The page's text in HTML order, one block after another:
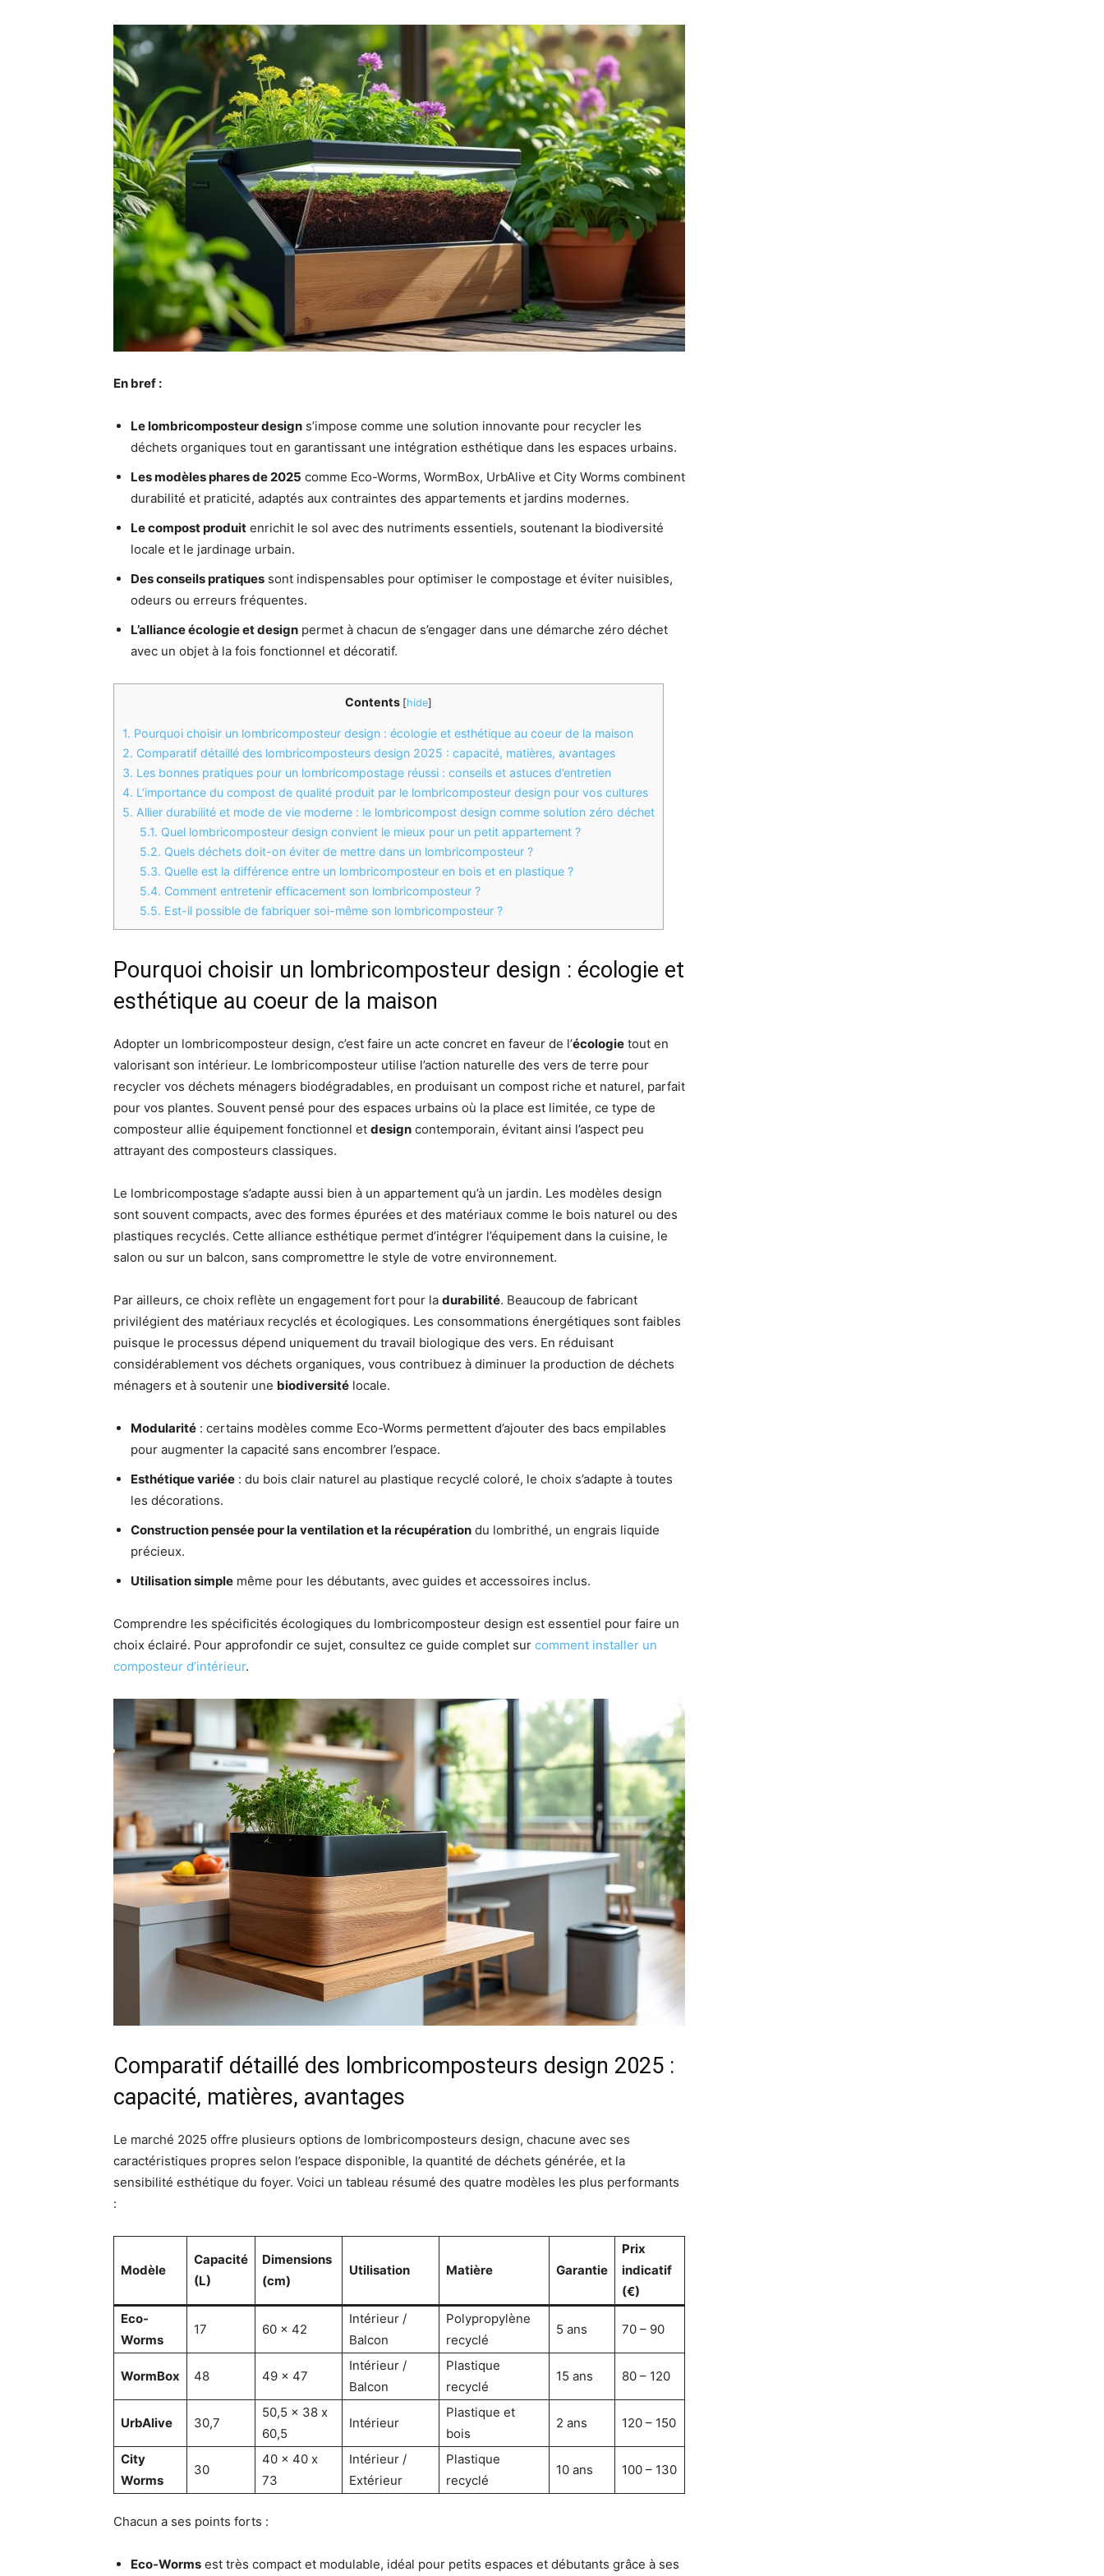
En bref :
Le lombricomposteur design s’impose comme une solution innovante pour recycler les
déchets organiques tout en garantissant une intégration esthétique dans les espaces urbains.
Les modèles phares de 2025 comme Eco-Worms, WormBox, UrbAlive et City Worms combinent
durabilité et praticité, adaptés aux contraintes des appartements et jardins modernes.
Le compost produit enrichit le sol avec des nutriments essentiels, soutenant la biodiversité
locale et le jardinage urbain.
Des conseils pratiques sont indispensables pour optimiser le compostage et éviter nuisibles,
odeurs ou erreurs fréquentes.
L’alliance écologie et design permet à chacun de s’engager dans une démarche zéro déchet
avec un objet à la fois fonctionnel et décoratif.
Contents [hide]
1. Pourquoi choisir un lombricomposteur design : écologie et esthétique au coeur de la maison
2. Comparatif détaillé des lombricomposteurs design 2025 : capacité, matières, avantages
3. Les bonnes pratiques pour un lombricompostage réussi : conseils et astuces d’entretien
4. L’importance du compost de qualité produit par le lombricomposteur design pour vos cultures
5. Allier durabilité et mode de vie moderne : le lombricompost design comme solution zéro déchet
5.1. Quel lombricomposteur design convient le mieux pour un petit appartement ?
5.2. Quels déchets doit-on éviter de mettre dans un lombricomposteur ?
5.3. Quelle est la différence entre un lombricomposteur en bois et en plastique ?
5.4. Comment entretenir efficacement son lombricomposteur ?
5.5. Est-il possible de fabriquer soi-même son lombricomposteur ?
Pourquoi choisir un lombricomposteur design : écologie et
esthétique au coeur de la maison
Adopter un lombricomposteur design, c’est faire un acte concret en faveur de l’écologie tout en
valorisant son intérieur. Le lombricomposteur utilise l’action naturelle des vers de terre pour
recycler vos déchets ménagers biodégradables, en produisant un compost riche et naturel, parfait
pour vos plantes. Souvent pensé pour des espaces urbains où la place est limitée, ce type de
composteur allie équipement fonctionnel et design contemporain, évitant ainsi l’aspect peu
attrayant des composteurs classiques.
Le lombricompostage s’adapte aussi bien à un appartement qu’à un jardin. Les modèles design
sont souvent compacts, avec des formes épurées et des matériaux comme le bois naturel ou des
plastiques recyclés. Cette alliance esthétique permet d’intégrer l’équipement dans la cuisine, le
salon ou sur un balcon, sans compromettre le style de votre environnement.
Par ailleurs, ce choix reflète un engagement fort pour la durabilité. Beaucoup de fabricant
privilégient des matériaux recyclés et écologiques. Les consommations énergétiques sont faibles
puisque le processus dépend uniquement du travail biologique des vers. En réduisant
considérablement vos déchets organiques, vous contribuez à diminuer la production de déchets
ménagers et à soutenir une biodiversité locale.
Modularité : certains modèles comme Eco-Worms permettent d’ajouter des bacs empilables
pour augmenter la capacité sans encombrer l’espace.
Esthétique variée : du bois clair naturel au plastique recyclé coloré, le choix s’adapte à toutes
les décorations.
Construction pensée pour la ventilation et la récupération du lombrithé, un engrais liquide
précieux.
Utilisation simple même pour les débutants, avec guides et accessoires inclus.
Comprendre les spécificités écologiques du lombricomposteur design est essentiel pour faire un
choix éclairé. Pour approfondir ce sujet, consultez ce guide complet sur comment installer un
composteur d’intérieur.
Comparatif détaillé des lombricomposteurs design 2025 :
capacité, matières, avantages
Le marché 2025 offre plusieurs options de lombricomposteurs design, chacune avec ses
caractéristiques propres selon l’espace disponible, la quantité de déchets générée, et la
sensibilité esthétique du foyer. Voici un tableau résumé des quatre modèles les plus performants
:
Modèle
Capacité
(L)
Dimensions
(cm)
Utilisation Matière Garantie
Prix
indicatif
(€)
Eco-
Worms
17 60 x 42
Intérieur /
Balcon
Polypropylène
recyclé
5 ans 70 – 90
WormBox 48 49 x 47
Intérieur /
Balcon
Plastique
recyclé
15 ans 80 – 120
UrbAlive 30,7
50,5 x 38 x
60,5
Intérieur
Plastique et
bois
2 ans 120 – 150
City
Worms
30
40 x 40 x
73
Intérieur /
Extérieur
Plastique
recyclé
10 ans 100 – 130
Chacun a ses points forts :
Eco-Worms est très compact et modulable, idéal pour petits espaces et débutants grâce à ses